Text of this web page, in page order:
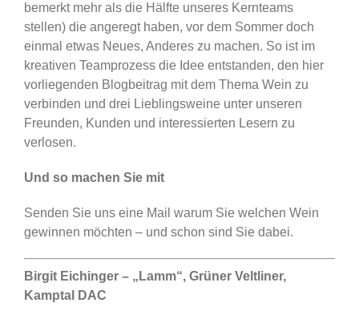
bemerkt mehr als die Hälfte unseres Kernteams
stellen) die angeregt haben, vor dem Sommer doch
einmal etwas Neues, Anderes zu machen. So ist im
kreativen Teamprozess die Idee entstanden, den hier
vorliegenden Blogbeitrag mit dem Thema Wein zu
verbinden und drei Lieblingsweine unter unseren
Freunden, Kunden und interessierten Lesern zu
verlosen.
Und so machen Sie mit
Senden Sie uns eine Mail warum Sie welchen Wein
gewinnen möchten – und schon sind Sie dabei.
Birgit Eichinger – „Lamm“, Grüner Veltliner,
Kamptal DAC